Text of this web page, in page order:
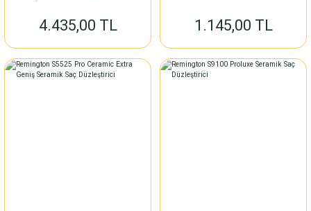
4.435,00 TL 1.145,00 TL